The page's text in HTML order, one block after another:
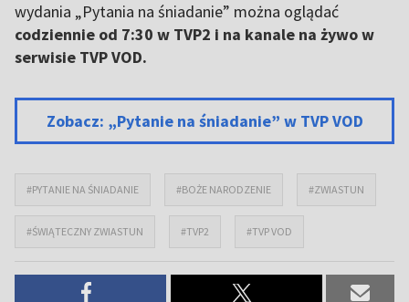
wydania „Pytania na śniadanie” można oglądać
codziennie od 7:30 w TVP2 i na kanale na żywo w
serwisie TVP VOD.
Zobacz: „Pytanie na śniadanie” w TVP VOD
#PYTANIE NA ŚNIADANIE #BOŻE NARODZENIE #ZWIASTUN
#ŚWIĄTECZNY ZWIASTUN #TVP2 #TVP VOD